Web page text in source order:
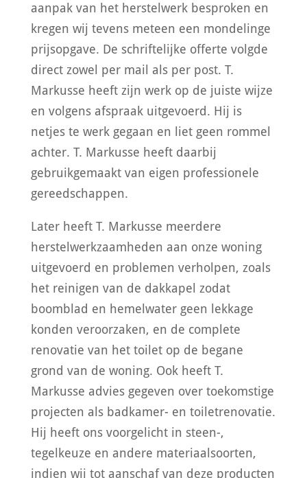
aanpak van het herstelwerk besproken en
kregen wij tevens meteen een mondelinge
prijsopgave. De schriftelijke offerte volgde
direct zowel per mail als per post. T.
Markusse heeft zijn werk op de juiste wijze
en volgens afspraak uitgevoerd. Hij is
netjes te werk gegaan en liet geen rommel
achter. T. Markusse heeft daarbij
gebruikgemaakt van eigen professionele
gereedschappen.
Later heeft T. Markusse meerdere
herstelwerkzaamheden aan onze woning
uitgevoerd en problemen verholpen, zoals
het reinigen van de dakkapel zodat
boomblad en hemelwater geen lekkage
konden veroorzaken, en de complete
renovatie van het toilet op de begane
grond van de woning. Ook heeft T.
Markusse advies gegeven over toekomstige
projecten als badkamer- en toiletrenovatie.
Hij heeft ons voorgelicht in steen-,
tegelkeuze en andere materiaalsoorten,
indien wij tot aanschaf van deze producten